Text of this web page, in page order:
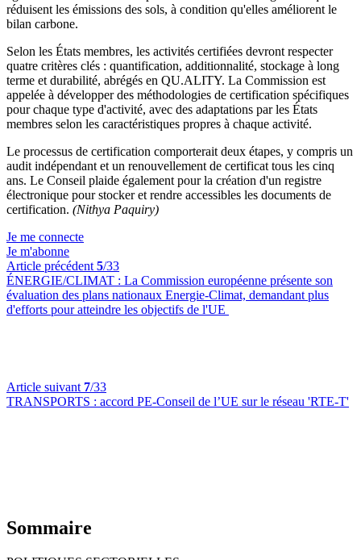
réduisent les émissions des sols, à condition qu'elles améliorent le
bilan carbone.
Selon les États membres, les activités certifiées devront respecter
quatre critères clés : quantification, additionnalité, stockage à long
terme et durabilité, abrégés en QU.ALITY. La Commission est
appelée à développer des méthodologies de certification spécifiques
pour chaque type d'activité, avec des adaptations par les États
membres selon les caractéristiques propres à chaque activité.
Le processus de certification comporterait deux étapes, y compris un
audit indépendant et un renouvellement de certificat tous les cinq
ans. Le Conseil plaide également pour la création d'un registre
électronique pour stocker et rendre accessibles les documents de
certification. (Nithya Paquiry)
Je me connecte
Je m'abonne
Article précédent 5/33
ÉNERGIE/CLIMAT : La Commission européenne présente son
évaluation des plans nationaux Energie-Climat, demandant plus
d'efforts pour atteindre les objectifs de l'UE
Article suivant 7/33
TRANSPORTS : accord PE-Conseil de l’UE sur le réseau 'RTE-T'
Sommaire